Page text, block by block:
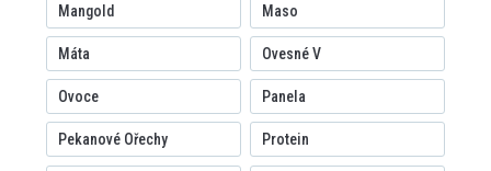
Mangold Maso
Máta Ovesné V
Ovoce Panela
Pekanové Ořechy Protein